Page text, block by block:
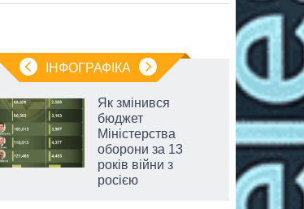
ІНФОГРАФІКА
Як змінився
бюджет
Міністерства
оборони за 13
років війни з
росією